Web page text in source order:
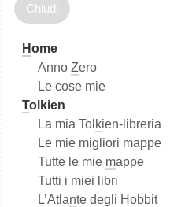
c
Home
Anno Zero
Le cose mie
Tolkien
La mia Tol kien-libreria
Le mie migliori mappe
Tutte le mie mappe
Tutti i miei libri
L’Atlante degli Hobbit